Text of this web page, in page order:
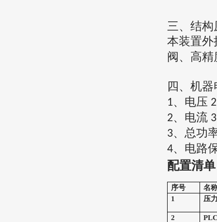
三、结构
本装置外
阀、高
四、 机器
1、电压
2、电流
3、总功
4、电路
配置清
序号
名
1
压
2 P